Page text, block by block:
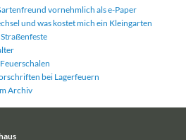
vornehmlich als e-Paper
und was kostet mich ein Kleingarten
bei Lagerfeuern
Archiv